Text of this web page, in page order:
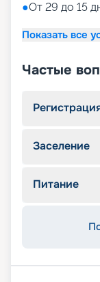
●От 29 до 15
Показать все
Частые
Заселение
Питание